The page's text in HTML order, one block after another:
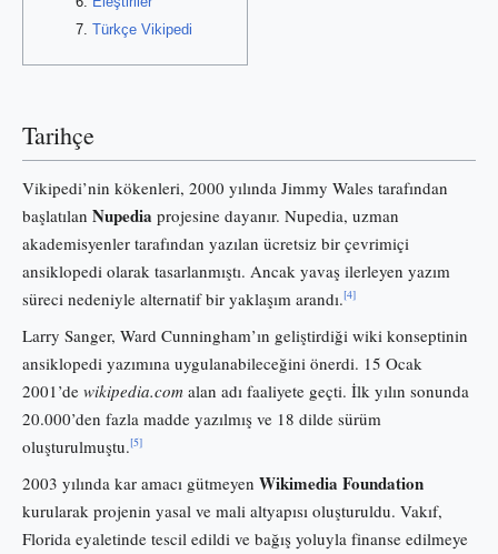
Türkçe Vikipedi
Tarihçe
Vikipedi’nin kökenleri, 2000 yılında Jimmy Wales tarafından
başlatılan Nupedia projesine dayanır. Nupedia, uzman
akademisyenler tarafından yazılan ücretsiz bir çevrimiçi
ansiklopedi olarak tasarlanmıştı. Ancak yavaş ilerleyen yazım
süreci nedeniyle alternatif bir yaklaşım arandı.[4]
Larry Sanger, Ward Cunningham’ın geliştirdiği wiki konseptinin
ansiklopedi yazımına uygulanabileceğini önerdi. 15 Ocak
2001’de wikipedia.com alan adı faaliyete geçti. İlk yılın sonunda
20.000’den fazla madde yazılmış ve 18 dilde sürüm
oluşturulmuştu.[5]
2003 yılında kar amacı gütmeyen Wikimedia Foundation
kurularak projenin yasal ve mali altyapısı oluşturuldu. Vakıf,
Florida eyaletinde tescil edildi ve bağış yoluyla finanse edilmeye